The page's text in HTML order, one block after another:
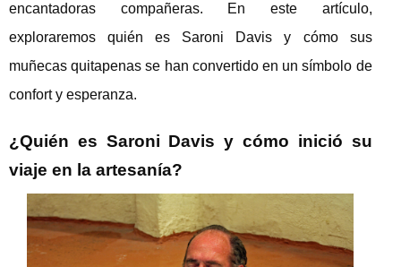
encantadoras compañeras. En este artículo,
exploraremos quién es Saroni Davis y cómo sus
muñecas quitapenas se han convertido en un símbolo de
confort y esperanza.
¿Quién es Saroni Davis y cómo inició su
viaje en la artesanía?